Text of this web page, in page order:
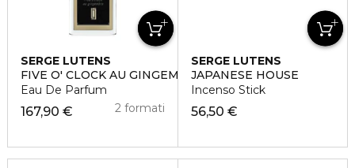
SERGE LUTENS
FIVE O' CLOCK AU GINGEMBRE
Eau De Parfum
167,90 € 2 formati
SERGE LUTENS
JAPANESE HOUSE
Incenso Stick
56,50 €